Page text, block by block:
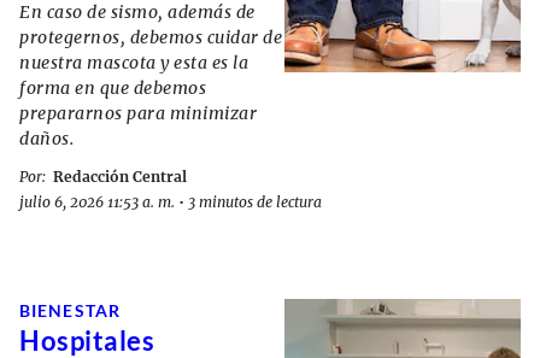
En caso de sismo, además de
protegernos, debemos cuidar de
nuestra mascota y esta es la
forma en que debemos
prepararnos para minimizar
daños.
Por: Redacción Central
julio 6, 2026 11:53 a. m. • 3 minutos de lectura
BIENESTAR
Hospitales